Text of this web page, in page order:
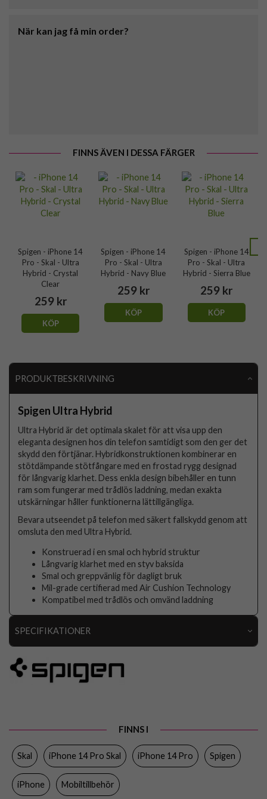
När kan jag få min order?
FINNS ÄVEN I DESSA FÄRGER
Spigen - iPhone 14
Pro - Skal - Ultra
Hybrid - Crystal
Clear
259 kr
KÖP
Spigen - iPhone 14
Pro - Skal - Ultra
Hybrid - Navy Blue
259 kr
KÖP
Spigen - iPhone 14
Pro - Skal - Ultra
Hybrid - Sierra Blue
259 kr
KÖP
PRODUKTBESKRIVNING
Spigen Ultra Hybrid
Ultra Hybrid är det optimala skalet för att visa upp den
eleganta designen hos din telefon samtidigt som den ger det
skydd den förtjänar. Hybridkonstruktionen kombinerar en
stötdämpande stötfångare med en frostad rygg designad
för långvarig klarhet. Dess enkla design bibehåller en tunn
ram som fungerar med trådlös laddning, medan exakta
utskärningar håller funktionerna lättillgängliga.
Bevara utseendet på telefon med säkert fallskydd genom att
omsluta den med Ultra Hybrid.
Konstruerad i en smal och hybrid struktur
Långvarig klarhet med en styv baksida
Smal och greppvänlig för dagligt bruk
Mil-grade certifierad med Air Cushion Technology
Kompatibel med trådlös och omvänd laddning
SPECIFIKATIONER
Artikelnummer
Passar till
Material Hårdplast (PC), Mjukplast (TPU)
Varumärke
FINNS I
Skal iPhone 14 Pro Skal iPhone 14 Pro Spigen
iPhone Mobiltillbehör